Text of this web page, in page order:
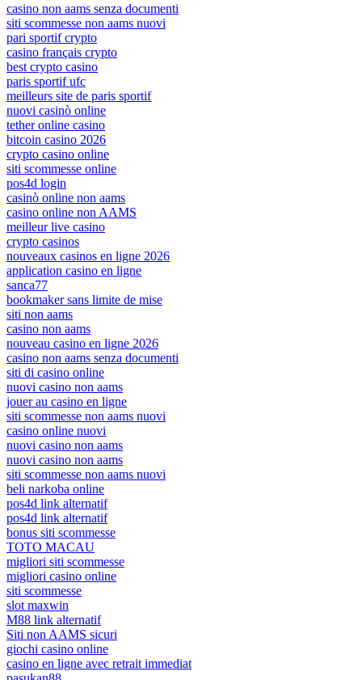
casino non aams senza documenti
siti scommesse non aams nuovi
pari sportif crypto
casino français crypto
best crypto casino
paris sportif ufc
meilleurs site de paris sportif
nuovi casinò online
tether online casino
bitcoin casino 2026
crypto casino online
siti scommesse online
pos4d login
casinò online non aams
casino online non AAMS
meilleur live casino
crypto casinos
nouveaux casinos en ligne 2026
application casino en ligne
sanca77
bookmaker sans limite de mise
siti non aams
casino non aams
nouveau casino en ligne 2026
casino non aams senza documenti
siti di casino online
nuovi casino non aams
jouer au casino en ligne
siti scommesse non aams nuovi
casino online nuovi
nuovi casino non aams
nuovi casino non aams
siti scommesse non aams nuovi
beli narkoba online
pos4d link alternatif
pos4d link alternatif
bonus siti scommesse
TOTO MACAU
migliori siti scommesse
migliori casino online
siti scommesse
slot maxwin
M88 link alternatif
Siti non AAMS sicuri
giochi casino online
casino en ligne avec retrait immediat